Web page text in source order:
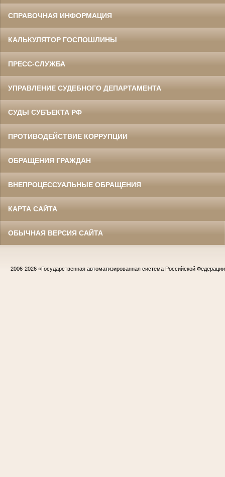
СПРАВОЧНАЯ ИНФОРМАЦИЯ
КАЛЬКУЛЯТОР ГОСПОШЛИНЫ
ПРЕСС-СЛУЖБА
УПРАВЛЕНИЕ СУДЕБНОГО ДЕПАРТАМЕНТА
СУДЫ СУБЪЕКТА РФ
ПРОТИВОДЕЙСТВИЕ КОРРУПЦИИ
ОБРАЩЕНИЯ ГРАЖДАН
ВНЕПРОЦЕССУАЛЬНЫЕ ОБРАЩЕНИЯ
КАРТА САЙТА
ОБЫЧНАЯ ВЕРСИЯ САЙТА
2006-2026 «Государственная автоматизированная система Российской